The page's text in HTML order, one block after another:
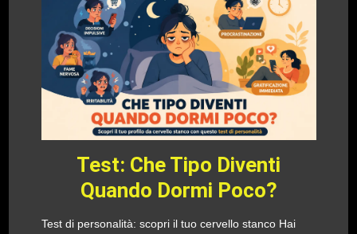
Test: Che Tipo Diventi
Quando Dormi Poco?
Test di personalità: scopri il tuo cervello stanco Hai